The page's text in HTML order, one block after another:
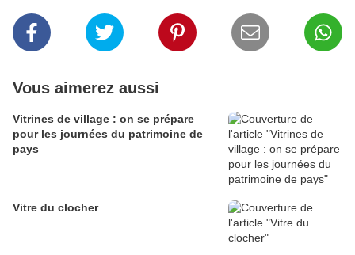
Vous aimerez aussi
Vitrines de village : on se prépare
pour les journées du patrimoine de
pays
Vitre du clocher